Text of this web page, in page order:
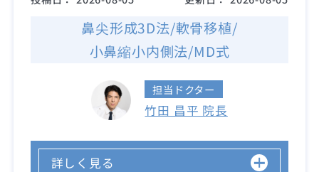
鼻尖形成3D法/軟骨移植/
小鼻縮小内側法/MD式
担当ドクター
竹田 昌平 院長
詳しく見る